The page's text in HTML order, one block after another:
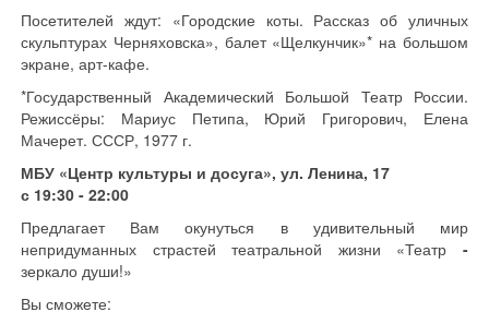
Посетителей ждут: «Городские коты. Рассказ об уличных
скульптурах Черняховска», балет «Щелкунчик»* на большом
экране, арт-кафе.
*Государственный Академический Большой Театр России.
Режиссёры: Мариус Петипа, Юрий Григорович, Елена
Мачерет. СССР, 1977 г.
МБУ «Центр культуры и досуга», ул. Ленина, 17
с 19:30 - 22:00
Предлагает Вам окунуться в удивительный мир
непридуманных страстей театральной жизни «Театр -
зеркало души!»
Вы сможете: